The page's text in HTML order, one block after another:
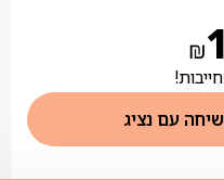
₪
עם נציג